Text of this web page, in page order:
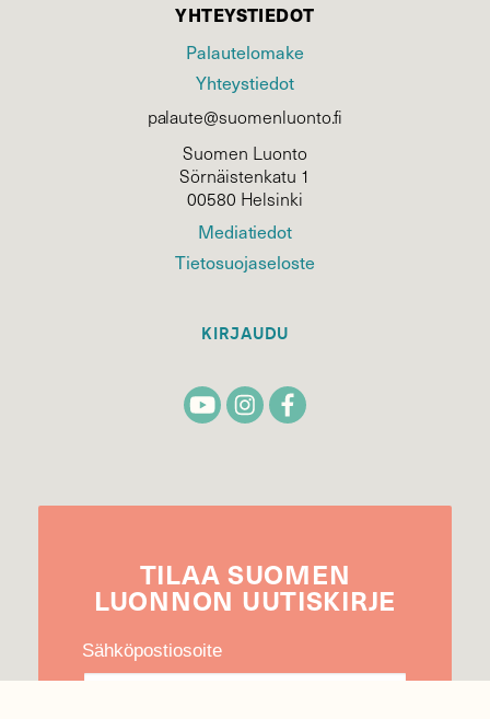
YHTEYSTIEDOT
Palautelomake
Yhteystiedot
palaute@suomenluonto.fi
Suomen Luonto
Sörnäistenkatu 1
00580 Helsinki
Mediatiedot
Tietosuojaseloste
KIRJAUDU
TILAA SUOMEN
LUONNON UUTIS­KIRJE
Sähköpostiosoite